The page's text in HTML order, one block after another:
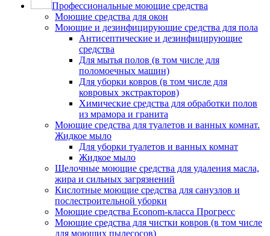
Профессиональные моющие средства
Моющие средства для окон
Моющие и дезинфицирующие средства для пола
Антисептические и дезинфицирующие
средства
Для мытья полов (в том числе для
поломоечных машин)
Для уборки ковров (в том числе для
ковровых экстракторов)
Химические средства для обработки полов
из мрамора и гранита
Моющие средства для туалетов и ванных комнат.
Жидкое мыло
Для уборки туалетов и ванных комнат
Жидкое мыло
Щелочные моющие средства для удаления масла,
жира и сильных загрязнений
Кислотные моющие средства для санузлов и
послестроительной уборки
Моющие средства Econom-класса Прогресс
Моющие средства для чистки ковров (в том числе
для моющих пылесосов)